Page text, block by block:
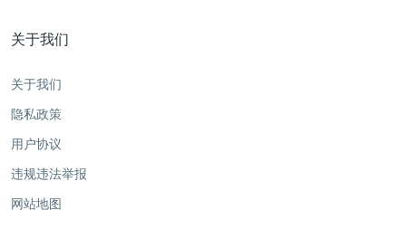
关于我们
关于我们
隐私政策
用户协议
违规违法举报
网站地图